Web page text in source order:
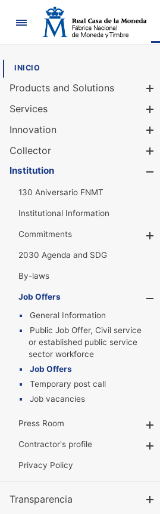
Navigation
INICIO
Products and Solutions
Services
Innovation
Collector
Institution
130 Aniversario FNMT
Institutional Information
Commitments
2030 Agenda and SDG
By-laws
Job Offers
General Information
Public Job Offer, Civil service
or established public service
sector workforce
Job Offers
Temporary post call
Job vacancies
Press Room
Contractor's profile
Privacy Policy
Transparencia